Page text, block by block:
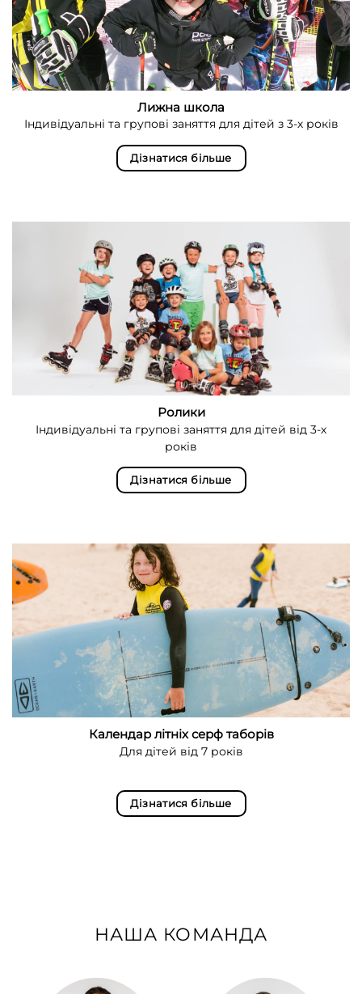
Лижна школа
Індивідуальні та групові заняття для дітей з 3-х років
Дізнатися більше
Ролики
Індивідуальні та групові заняття для дітей від 3-х
років
Дізнатися більше
Календар літніх серф таборів
Для дітей від 7 років
Дізнатися більше
НАША КОМАНДА